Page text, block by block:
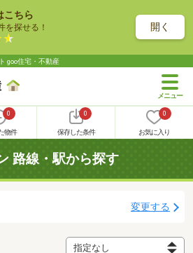
こちら
を探せる！ 開く
goo住宅・不動産
0
物件
0
保存した条件
0
お気に入り
路線・駅から探す
変更する